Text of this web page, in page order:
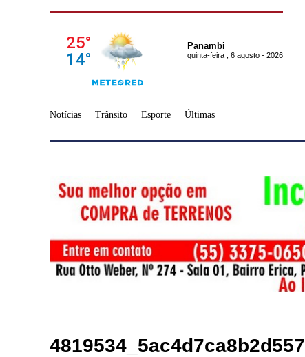
Panambi
quinta-feira , 6 agosto - 2026
Notícias Trânsito Esporte
Últimas
4819534_5ac4d7ca8b2d557